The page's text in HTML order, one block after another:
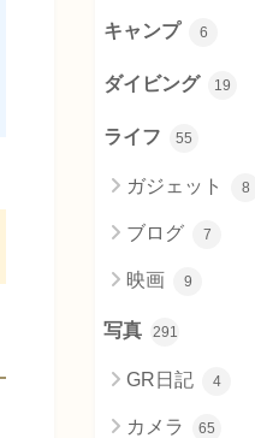
キャンプ 6
ダイビング 19
ライフ 55
ガジェット 8
ブログ 7
映画 9
写真 291
GR日記 4
カメラ 65